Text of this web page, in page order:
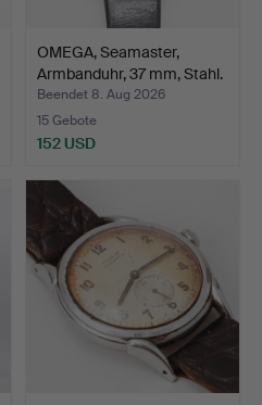
OMEGA, Seamaster,
Armbanduhr, 37 mm, Stahl.
Beendet 8. Aug 2026
15 Gebote
152 USD